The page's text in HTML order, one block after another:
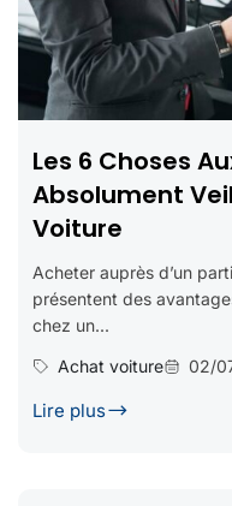
Les 6 Choses
Absolument
Voiture
Acheter auprès d’un
présentent des
chez un...
Achat voiture
02/
Lire plus